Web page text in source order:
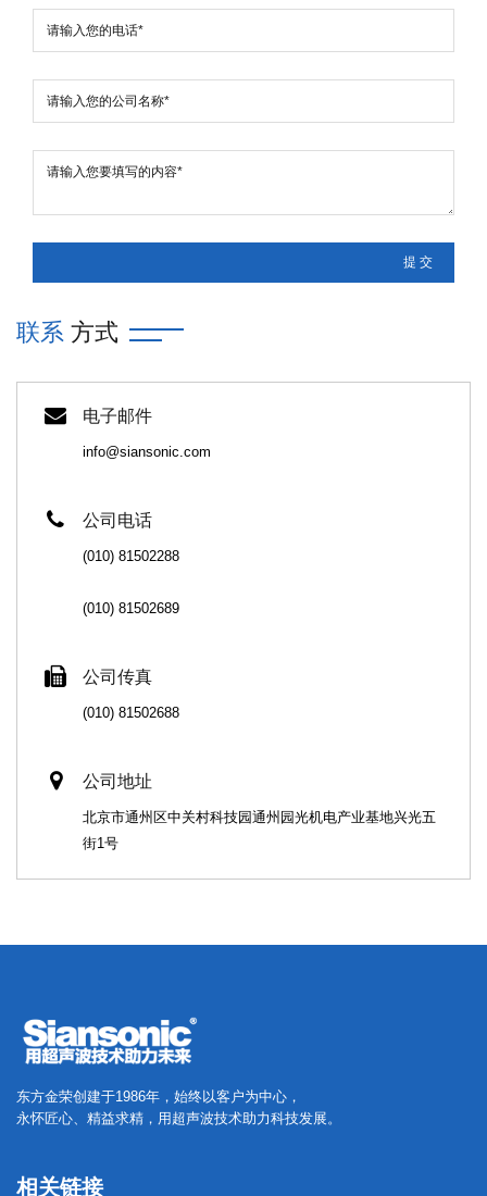
联系 方式
电子邮件
info@siansonic.com
公司电话
(010) 81502288
(010) 81502689
公司传真
(010) 81502688
公司地址
北京市通州区中关村科技园通州园光机电产业基地兴光五
街1号
东方金荣创建于1986年，始终以客户为中心，
永怀匠心、精益求精，用超声波技术助力科技发展。
相关链接